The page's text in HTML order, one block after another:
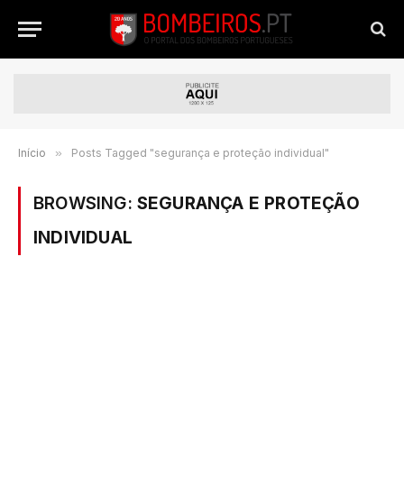
Início » Posts Tagged "segurança e proteção individual"
BROWSING: SEGURANÇA E PROTEÇÃO
INDIVIDUAL